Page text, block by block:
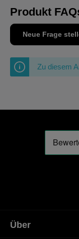
Produkt
Neue Frage
Zu diesem
Über